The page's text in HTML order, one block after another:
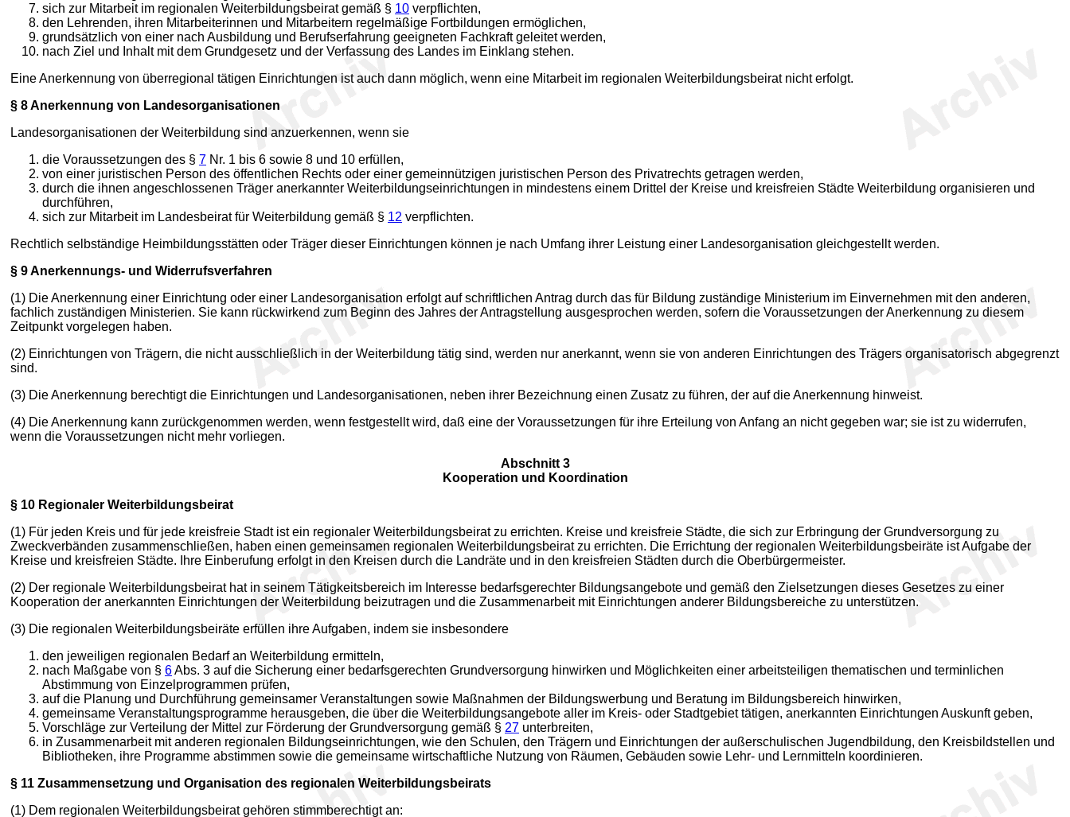
sich zur Mitarbeit im regionalen Weiterbildungsbeirat gemäß § 10 verpflichten,
den Lehrenden, ihren Mitarbeiterinnen und Mitarbeitern regelmäßige Fortbildungen ermöglichen,
grundsätzlich von einer nach Ausbildung und Berufserfahrung geeigneten Fachkraft geleitet werden,
nach Ziel und Inhalt mit dem Grundgesetz und der Verfassung des Landes im Einklang stehen.
Eine Anerkennung von überregional tätigen Einrichtungen ist auch dann möglich, wenn eine Mitarbeit im regionalen Weiterbildungsbeirat nicht erfolgt.
§ 8Anerkennung von Landesorganisationen
Landesorganisationen der Weiterbildung sind anzuerkennen, wenn sie
die Voraussetzungen des § 7 Nr. 1 bis 6 sowie 8 und 10 erfüllen,
von einer juristischen Person des öffentlichen Rechts oder einer gemeinnützigen juristischen Person des Privatrechts getragen werden,
durch die ihnen angeschlossenen Träger anerkannter Weiterbildungseinrichtungen in mindestens einem Drittel der Kreise und kreisfreien Städte Weiterbildung organisieren und
durchführen,
sich zur Mitarbeit im Landesbeirat für Weiterbildung gemäß § 12 verpflichten.
Rechtlich selbständige Heimbildungsstätten oder Träger dieser Einrichtungen können je nach Umfang ihrer Leistung einer Landesorganisation gleichgestellt werden.
§ 9Anerkennungs- und Widerrufsverfahren
(1) Die Anerkennung einer Einrichtung oder einer Landesorganisation erfolgt auf schriftlichen Antrag durch das für Bildung zuständige Ministerium im Einvernehmen mit den anderen,
fachlich zuständigen Ministerien. Sie kann rückwirkend zum Beginn des Jahres der Antragstellung ausgesprochen werden, sofern die Voraussetzungen der Anerkennung zu diesem
Zeitpunkt vorgelegen haben.
(2) Einrichtungen von Trägern, die nicht ausschließlich in der Weiterbildung tätig sind, werden nur anerkannt, wenn sie von anderen Einrichtungen des Trägers organisatorisch abgegrenzt
sind.
(3) Die Anerkennung berechtigt die Einrichtungen und Landesorganisationen, neben ihrer Bezeichnung einen Zusatz zu führen, der auf die Anerkennung hinweist.
(4) Die Anerkennung kann zurückgenommen werden, wenn festgestellt wird, daß eine der Voraussetzungen für ihre Erteilung von Anfang an nicht gegeben war; sie ist zu widerrufen,
wenn die Voraussetzungen nicht mehr vorliegen.
Abschnitt 3
Kooperation und Koordination
§ 10 Regionaler Weiterbildungsbeirat
(1) Für jeden Kreis und für jede kreisfreie Stadt ist ein regionaler Weiterbildungsbeirat zu errichten. Kreise und kreisfreie Städte, die sich zur Erbringung der Grundversorgung zu
Zweckverbänden zusammenschließen, haben einen gemeinsamen regionalen Weiterbildungsbeirat zu errichten. Die Errichtung der regionalen Weiterbildungsbeiräte ist Aufgabe der
Kreise und kreisfreien Städte. Ihre Einberufung erfolgt in den Kreisen durch die Landräte und in den kreisfreien Städten durch die Oberbürgermeister.
(2) Der regionale Weiterbildungsbeirat hat in seinem Tätigkeitsbereich im Interesse bedarfsgerechter Bildungsangebote und gemäß den Zielsetzungen dieses Gesetzes zu einer
Kooperation der anerkannten Einrichtungen der Weiterbildung beizutragen und die Zusammenarbeit mit Einrichtungen anderer Bildungsbereiche zu unterstützen.
(3) Die regionalen Weiterbildungsbeiräte erfüllen ihre Aufgaben, indem sie insbesondere
den jeweiligen regionalen Bedarf an Weiterbildung ermitteln,
nach Maßgabe von § 6Abs. 3 auf die Sicherung einer bedarfsgerechten Grundversorgung hinwirken und Möglichkeiten einer arbeitsteiligen thematischen und terminlichen
Abstimmung von Einzelprogrammen prüfen,
auf die Planung und Durchführung gemeinsamer Veranstaltungen sowie Maßnahmen der Bildungswerbung und Beratung im Bildungsbereich hinwirken,
gemeinsame Veranstaltungsprogramme herausgeben, die über die Weiterbildungsangebote aller im Kreis- oder Stadtgebiet tätigen, anerkannten Einrichtungen Auskunft geben,
Vorschläge zur Verteilung der Mittel zur Förderung der Grundversorgung gemäß § 27 unterbreiten,
in Zusammenarbeit mit anderen regionalen Bildungseinrichtungen, wie den Schulen, den Trägern und Einrichtungen der außerschulischen Jugendbildung, den Kreisbildstellen und
Bibliotheken, ihre Programme abstimmen sowie die gemeinsame wirtschaftliche Nutzung von Räumen, Gebäuden sowie Lehr- und Lernmitteln koordinieren.
§ 11 Zusammensetzung und Organisation des regionalen Weiterbildungsbeirats
(1) Dem regionalen Weiterbildungsbeirat gehören stimmberechtigt an: